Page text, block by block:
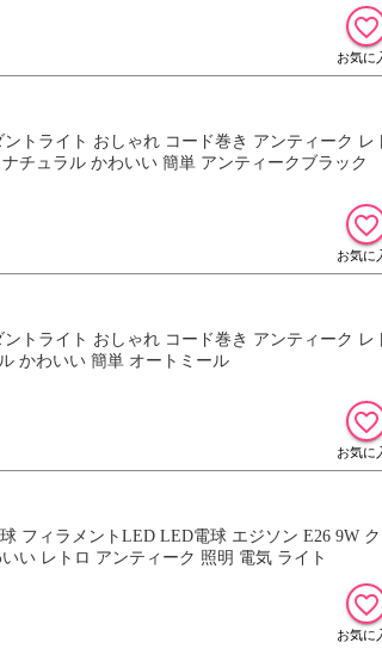
トライト おしゃれ コード巻き アンティーク
チュラル かわいい 簡単 アンティークブラック
トライト おしゃれ コード巻き アンティーク
かわいい 簡単 オートミール
フィラメントLED LED電球 エジソン E26 9W
い レトロ アンティーク 照明 電気 ライト